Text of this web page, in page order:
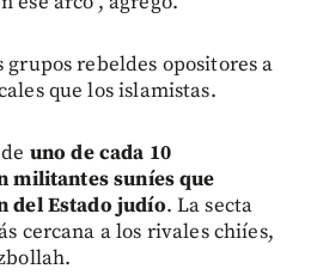
rebeldes opositores a
que los islamistas.
uno de cada 10
militantes suníes que
del Estado judío. La secta
cercana a los rivales chiíes,